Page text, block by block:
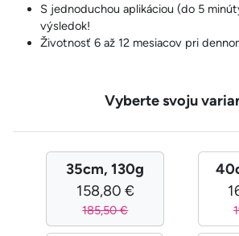
S jednoduchou aplikáciou (do 5
výsledok!
Životnosť 6 až 12 mesiacov pri
Vyberte svoju
35cm, 130g
158,80 €
185,50 €